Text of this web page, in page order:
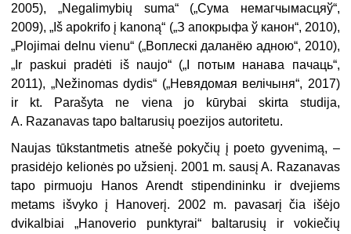
2005), „Negalimybių suma“ („Сума немагчымасцяў“,
2009), „Iš apokrifo į kanoną“ („З апокрыфа ў канон“, 2010),
„Plojimai delnu vienu“ („Воплескі даланёю адною“, 2010),
„Ir paskui pradėti iš naujo“ („І потым нанава пачаць“,
2011), „Nežinomas dydis“ („Невядомая велічыня“, 2017)
ir kt. Parašyta ne viena jo kūrybai skirta studija,
A. Razanavas tapo baltarusių poezijos autoritetu.
Naujas tūkstantmetis atnešė pokyčių į poeto gyvenimą, –
prasidėjo kelionės po užsienį. 2001 m. sausį A. Razanavas
tapo pirmuoju Hanos Arendt stipendininku ir dvejiems
metams išvyko į Hanoverį. 2002 m. pavasarį čia išėjo
dvikalbiai „Hanoverio punktyrai“ baltarusių ir vokiečių